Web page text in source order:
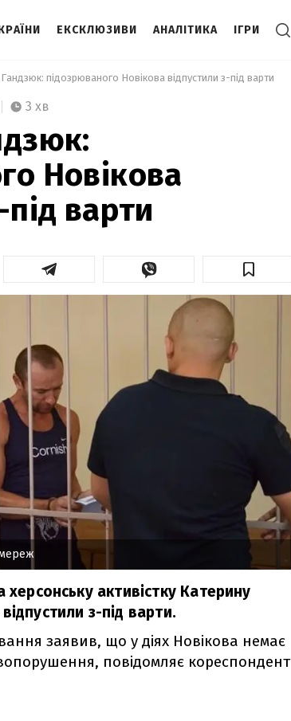
ЕКСКЛЮЗИВИ АНАЛІТИКА ІГРИ
підозрюваного Новікова відпустили з-під варти
3 хв
Новікова
варти
активістку Катерину
з-під варти.
заявив, що у діях Новікова немає
повідомляє кореспондент